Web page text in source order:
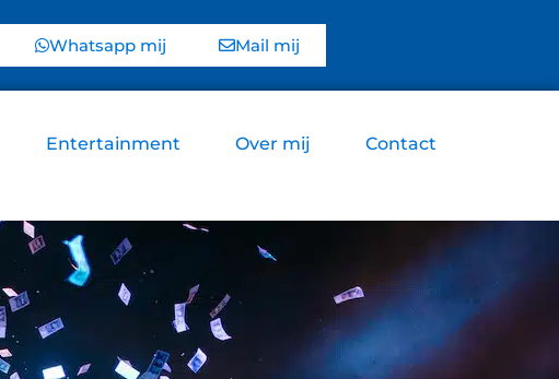
Whatsapp mij Mail mij
Entertainment Over mij Contact